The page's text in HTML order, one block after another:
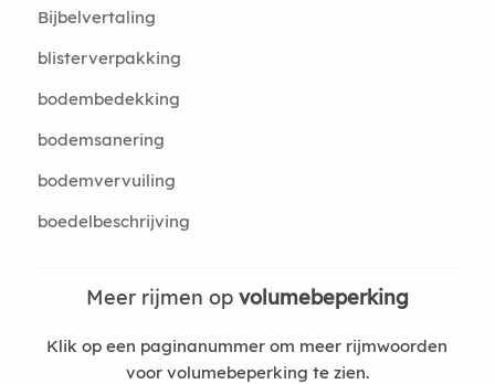
Bijbelvertaling
blisterverpakking
bodembedekking
bodemsanering
bodemvervuiling
boedelbeschrijving
Meer rijmen op volumebeperking
Klik op een paginanummer om meer rijmwoorden
voor volumebeperking te zien.